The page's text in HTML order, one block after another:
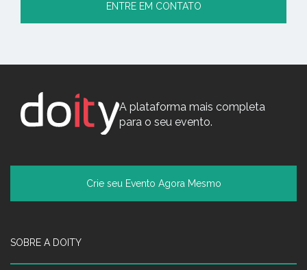
ENTRE EM CONTATO
A plataforma mais completa
para o seu evento.
Crie seu Evento Agora Mesmo
SOBRE A DOITY